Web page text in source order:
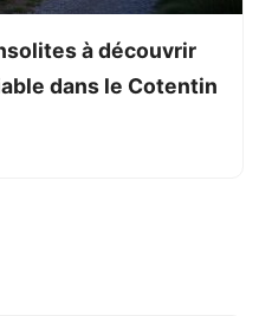
à découvrir
dans le Cotentin